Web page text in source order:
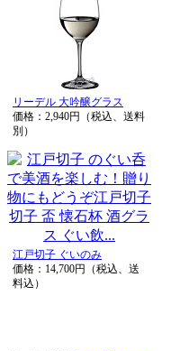
リーデル 大吟醸グラス
価格：2,940円（税込、送料
別）
江戸切子 ぐいのみ
価格：14,700円（税込、送
料込）